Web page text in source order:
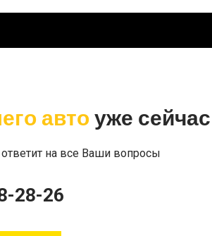
автоуже сейчас
на все Ваши вопросы
28-26